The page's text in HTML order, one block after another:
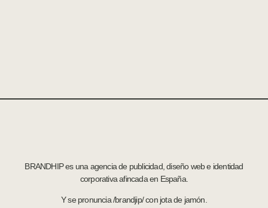
BRANDHIP es una agencia de publicidad, diseño web e identidad
corporativa afincada en España.
Y se pronuncia /brandjip/ con jota de jamón.